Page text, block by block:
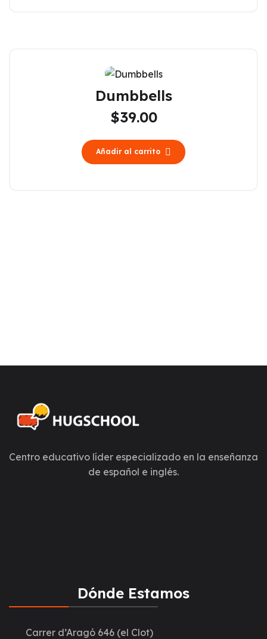
Dumbbells
$39.00
Añadir al carrito
Centro educativo líder especializado en la enseñanza
de español e inglés.
Dónde Estamos
Carrer d’Aragó 646 (el Clot)